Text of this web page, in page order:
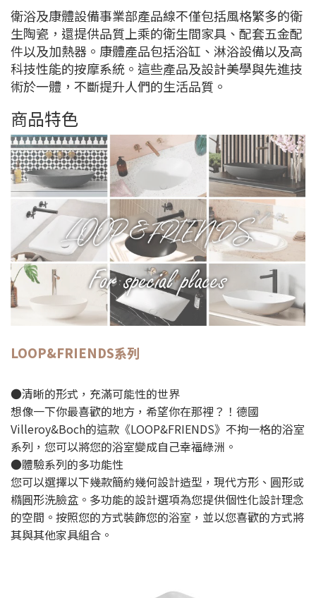
衛浴及康體設備事業部產品線不僅包括風格繁多的衛
生陶瓷，還提供品質上乘的衛生間家具、配套五金配
件以及加熱器。康體產品包括浴缸、淋浴設備以及高
科技性能的按摩系統。這些產品及設計美學與先進技
術於一體，不斷提升人們的生活品質。
商品特色
LOOP&FRIENDS系列
●清晰的形式，充滿可能性的世界
想像一下你最喜歡的地方，希望你在那裡？！德國
Villeroy&Boch的這款《LOOP&FRIENDS》不拘一格的浴室
系列，您可以將您的浴室變成自己幸福綠洲。
●體驗系列的多功能性
您可以選擇以下幾款簡約幾何設計造型，現代方形、圓形或
橢圓形洗臉盆。多功能的設計選項為您提供個性化設計理念
的空間。按照您的方式裝飾您的浴室，並以您喜歡的方式將
其與其他家具組合。